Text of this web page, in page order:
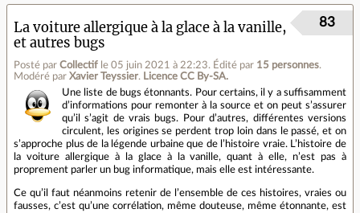
La voiture allergique à la glace à la vanille,
et autres bugs
Posté par Collectif le 05 juin 2021 à 22:23. Édité par 15 personnes.
Modéré par Xavier Teyssier. Licence CC By‑SA.
83
Une liste de bugs étonnants. Pour certains, il y a suffisamment
d’informations pour remonter à la source et on peut s’assurer
qu’il s’agit de vrais bugs. Pour d’autres, différentes versions
circulent, les origines se perdent trop loin dans le passé, et on
s’approche plus de la légende urbaine que de l’histoire vraie. L’histoire de
la voiture allergique à la glace à la vanille, quant à elle, n’est pas à
proprement parler un bug informatique, mais elle est intéressante.
Ce qu’il faut néanmoins retenir de l’ensemble de ces histoires, vraies ou
fausses, c’est qu’une corrélation, même douteuse, même étonnante, est